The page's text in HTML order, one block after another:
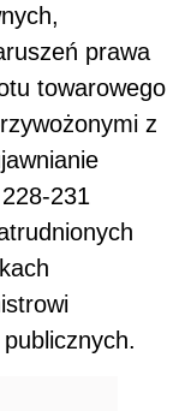
prawa
towarowego
z
231